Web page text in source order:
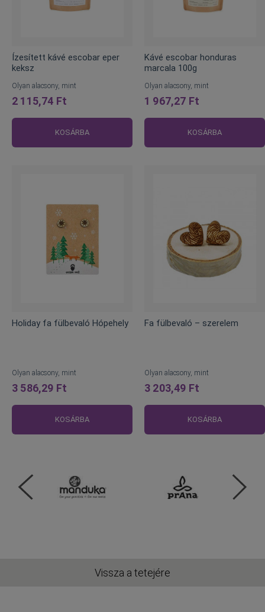
Ízesített kávé escobar eper
keksz
Olyan alacsony, mint
2 115,74 Ft
KOSÁRBA
Kávé escobar honduras
marcala 100g
Olyan alacsony, mint
1 967,27 Ft
KOSÁRBA
Holiday fa fülbevaló Hópehely
Olyan alacsony, mint
3 586,29 Ft
KOSÁRBA
Fa fülbevaló – szerelem
Olyan alacsony, mint
3 203,49 Ft
KOSÁRBA
Vissza a tetejére